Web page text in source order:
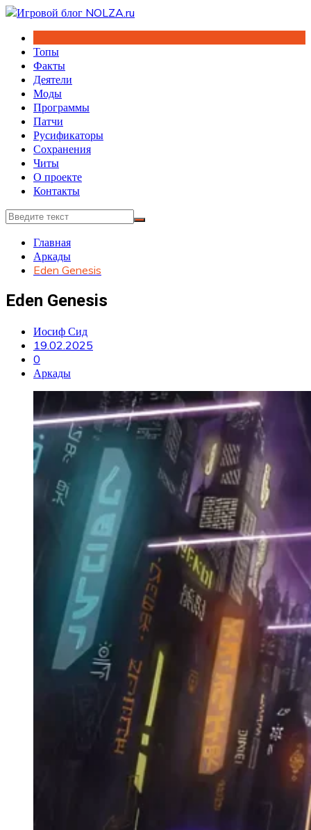
Перейти
содержимому
Топы
Факты
Деятели
Моды
Программы
Патчи
Русификаторы
Сохранения
Читы
О проекте
Контакты
Главная
Аркады
Eden Genesis
Eden Genesis
Иосиф Сид
19.02.2025
0
Аркады